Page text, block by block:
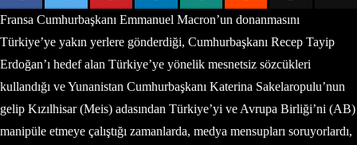
Fransa Cumhurbaşkanı Emmanuel Macron’un donanmasını
Türkiye’ye yakın yerlere gönderdiği, Cumhurbaşkanı Recep Tayip
Erdoğan’ı hedef alan Türkiye’ye yönelik mesnetsiz sözcükleri
kullandığı ve Yunanistan Cumhurbaşkanı Katerina Sakelaropulu’nun
gelip Kızılhisar (Meis) adasından Türkiye’yi ve Avrupa Birliği’ni (AB)
manipüle etmeye çalıştığı zamanlarda, medya mensupları soruyorlardı,